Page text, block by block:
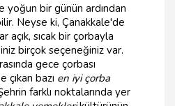
yoğun bir günün ardından
Neyse ki, Çanakkale'de
sıcak bir çorbayla
birçok seçeneğiniz var.
gece çorbası
bazı en iyi çorba
farklı noktalarında yer